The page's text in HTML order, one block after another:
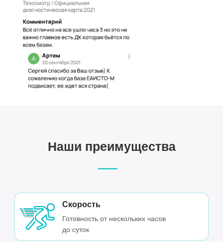
Наши преимущества
Скорость
Готовность от нескольких часов
до суток